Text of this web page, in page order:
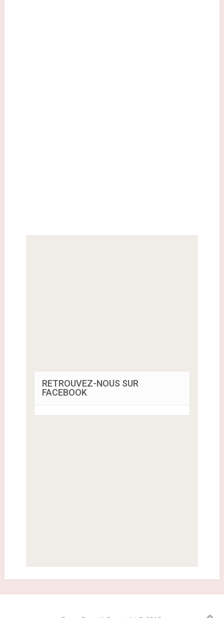
RETROUVEZ-NOUS SUR
FACEBOOK